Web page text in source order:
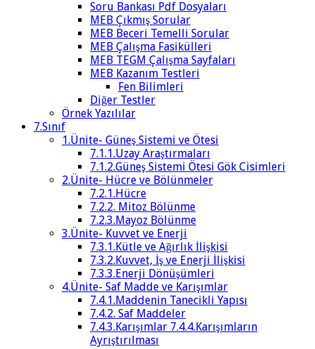
Soru Bankası Pdf Dosyaları
MEB Çıkmış Sorular
MEB Beceri Temelli Sorular
MEB Çalışma Fasikülleri
MEB TEGM Çalışma Sayfaları
MEB Kazanım Testleri
Fen Bilimleri
Diğer Testler
Örnek Yazılılar
7.Sınıf
1.Ünite- Güneş Sistemi ve Ötesi
7.1.1.Uzay Araştırmaları
7.1.2.Güneş Sistemi Ötesi Gök Cisimleri
2.Ünite- Hücre ve Bölünmeler
7.2.1.Hücre
7.2.2. Mitoz Bölünme
7.2.3.Mayoz Bölünme
3.Ünite- Kuvvet ve Enerji
7.3.1.Kütle ve Ağırlık İlişkisi
7.3.2.Kuvvet, İş ve Enerji İlişkisi
7.3.3.Enerji Dönüşümleri
4.Ünite- Saf Madde ve Karışımlar
7.4.1.Maddenin Tanecikli Yapısı
7.4.2. Saf Maddeler
7.4.3.Karışımlar 7.4.4.Karışımların
Ayrıştırılması